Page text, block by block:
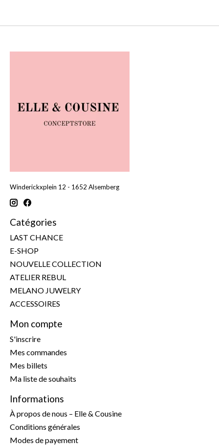
Winderickxplein 12 - 1652 Alsemberg
Catégories
LAST CHANCE
E-SHOP
NOUVELLE COLLECTION
ATELIER REBUL
MELANO JUWELRY
ACCESSOIRES
Mon compte
S'inscrire
Mes commandes
Mes billets
Ma liste de souhaits
Informations
À propos de nous – Elle & Cousine
Conditions générales
Modes de payement